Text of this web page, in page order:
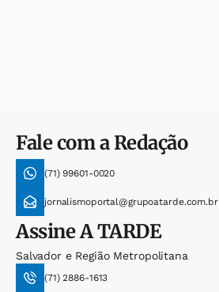
Fale com a Redação
(71) 99601-0020
jornalismoportal@grupoatarde.com.br
AssineA TARDE
Salvador e Região Metropolitana
(71) 2886-1613